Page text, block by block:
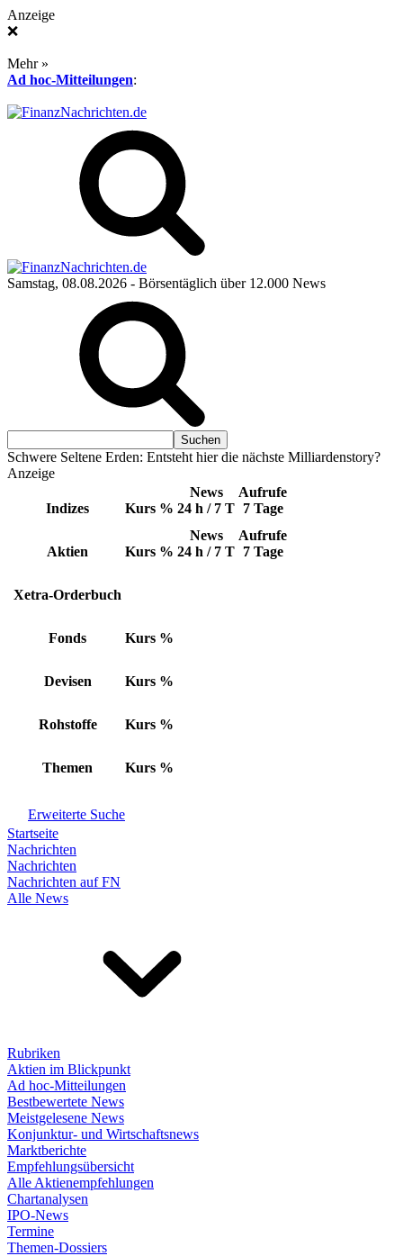
Anzeige
❌
Mehr »
Ad hoc-Mitteilungen:
Samstag, 08.08.2026 - Börsentäglich über 12.000 News
Schwere Seltene Erden: Entsteht hier die nächste Milliardenstory?
Anzeige
Indizes Kurs %
News
24 h / 7 T
Aufrufe
7 Tage
Aktien Kurs %
News
24 h / 7 T
Aufrufe
7 Tage
Xetra-Orderbuch
Fonds Kurs %
Devisen Kurs %
Rohstoffe Kurs %
Themen Kurs %
Erweiterte Suche
Startseite
Nachrichten
Nachrichten
Nachrichten auf FN
Alle News
Rubriken
Aktien im Blickpunkt
Ad hoc-Mitteilungen
Bestbewertete News
Meistgelesene News
Konjunktur- und Wirtschaftsnews
Marktberichte
Empfehlungsübersicht
Alle Aktienempfehlungen
Chartanalysen
IPO-News
Termine
Themen-Dossiers